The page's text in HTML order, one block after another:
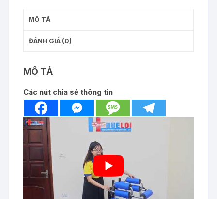
toàn
lượng
MÔ TẢ
ĐÁNH GIÁ (0)
MÔ TẢ
Các nút chia sẻ thông tin